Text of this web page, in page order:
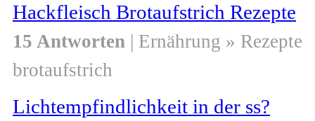
Hackfleisch Brotaufstrich Rezepte
15 Antworten | Ernährung » Rezepte
brotaufstrich
Lichtempfindlichkeit in der ss?